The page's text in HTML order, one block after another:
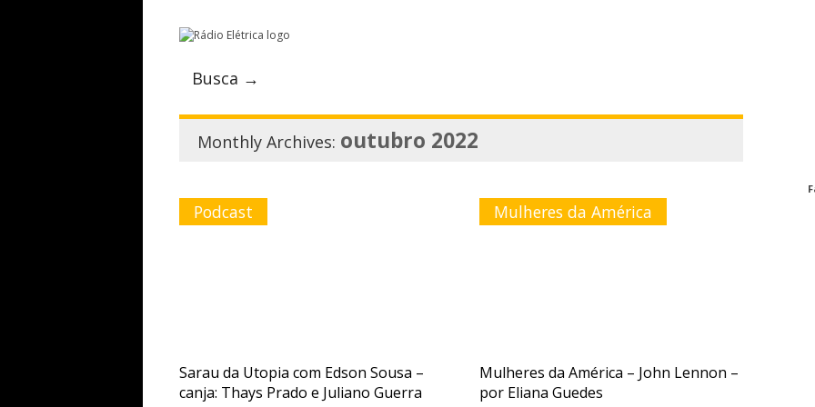
Busca →
Monthly Archives: outubro 2022
Podcast
Sarau da Utopia com Edson Sousa –
canja: Thays Prado e Juliano Guerra
Mulheres da América
Mulheres da América – John Lennon –
por Eliana Guedes